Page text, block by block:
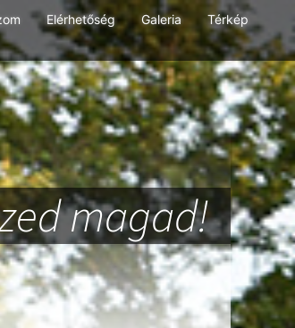
Elérhetőség Galeria Térkép
magad!